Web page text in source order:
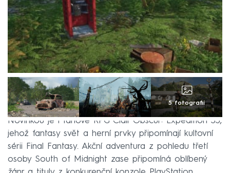
5 fotografií
Novinkou je i tahové RPG Clair Obscur: Expedition 33,
jehož fantasy svět a herní prvky připomínají kultovní
sérii Final Fantasy. Akční adventura z pohledu třetí
osoby South of Midnight zase připomíná oblíbený